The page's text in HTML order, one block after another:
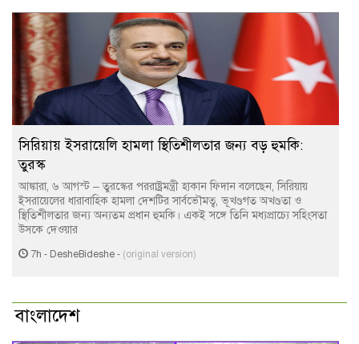
সিরিয়ায় ইসরায়েলি হামলা স্থিতিশীলতার জন্য বড় হুমকি:
তুরস্ক
আঙ্কারা, ৬ আগস্ট – তুরস্কের পররাষ্ট্রমন্ত্রী হাকান ফিদান বলেছেন, সিরিয়ায়
ইসরায়েলের ধারাবাহিক হামলা দেশটির সার্বভৌমত্ব, ভূখণ্ডগত অখণ্ডতা ও
স্থিতিশীলতার জন্য অন্যতম প্রধান হুমকি। একই সঙ্গে তিনি মধ্যপ্রাচ্যে সহিংসতা
উসকে দেওয়ার
7h - DesheBideshe - (original version)
বাংলাদেশ